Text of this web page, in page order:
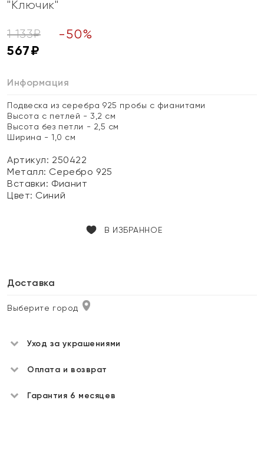
"Ключик"
1 133₽ -50%
567₽
Информация
Подвеска из серебра 925 пробы с фианитами
Высота с петлей - 3,2 см
Высота без петли - 2,5 см
Ширина - 1,0 см
Артикул: 250422
Металл: Серебро 925
Вставки: Фианит
Цвет: Синий
В ИЗБРАННОЕ
Доставка
Выберите город
Уход за украшениями
Оплата и возврат
Гарантия 6 месяцев